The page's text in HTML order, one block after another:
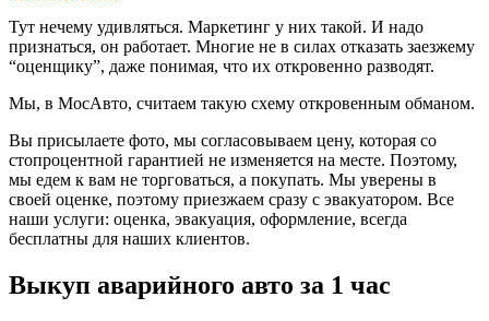
Тут нечему удивляться. Маркетинг у них такой. И надо
признаться, он работает. Многие не в силах отказать заезжему
“оценщику”, даже понимая, что их откровенно разводят.
Мы, в МосАвто, считаем такую схему откровенным обманом.
Вы присылаете фото, мы согласовываем цену, которая со
стопроцентной гарантией не изменяется на месте. Поэтому,
мы едем к вам не торговаться, а покупать. Мы уверены в
своей оценке, поэтому приезжаем сразу с эвакуатором. Все
наши услуги: оценка, эвакуация, оформление, всегда
бесплатны для наших клиентов.
Выкуп аварийного авто за 1 час